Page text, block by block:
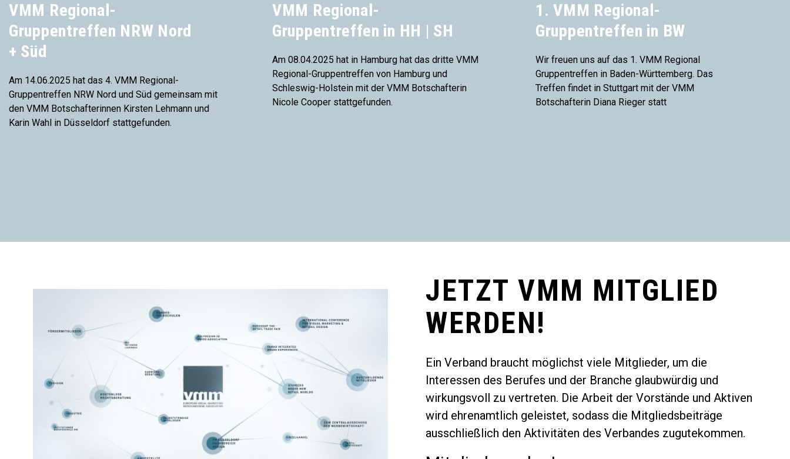
VMM Regional-
Gruppentreffen NRW Nord
+ Süd
Am 14.06.2025 hat das 4. VMM Regional-
Gruppentreffen NRW Nord und Süd gemeinsam mit
den VMM Botschafterinnen Kirsten Lehmann und
Karin Wahl in Düsseldorf stattgefunden.
VMM Regional-
Gruppentreffen in HH | SH
Am 08.04.2025 hat in Hamburg hat das dritte VMM
Regional-Gruppentreffen von Hamburg und
Schleswig-Holstein mit der VMM Botschafterin
Nicole Cooper stattgefunden.
1. VMM Regional-
Gruppentreffen in BW
Wir freuen uns auf das 1. VMM Regional
Gruppentreffen in Baden-Württemberg. Das
Treffen findet in Stuttgart mit der VMM
Botschafterin Diana Rieger statt
JETZT VMM MITGLIED
WERDEN!
Ein Verband braucht möglichst viele Mitglieder, um die
Interessen des Berufes und der Branche glaubwürdig und
wirkungsvoll zu vertreten. Die Arbeit der Vorstände und Aktiven
wird ehrenamtlich geleistet, sodass die Mitgliedsbeiträge
ausschließlich den Aktivitäten des Verbandes zugutekommen.